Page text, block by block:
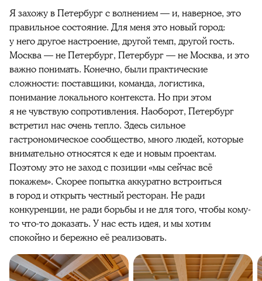
Я захожу в Петербург с волнением — и, наверное, это
правильное состояние. Для меня это новый город:
у него другое настроение, другой темп, другой гость.
Москва — не Петербург, Петербург — не Москва, и это
важно понимать. Конечно, были практические
сложности: поставщики, команда, логистика,
понимание локального контекста. Но при этом
я не чувствую сопротивления. Наоборот, Петербург
встретил нас очень тепло. Здесь сильное
гастрономическое сообщество, много людей, которые
внимательно относятся к еде и новым проектам.
Поэтому это не заход с позиции «мы сейчас всё
покажем». Скорее попытка аккуратно встроиться
в город и открыть честный ресторан. Не ради
конкуренции, не ради борьбы и не для того, чтобы кому-
то что-то доказать. У нас есть идея, и мы хотим
спокойно и бережно её реализовать.